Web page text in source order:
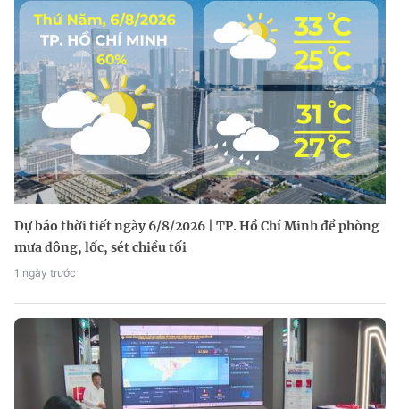
Dự báo thời tiết ngày 6/8/2026 | TP. Hồ Chí Minh đề phòng
mưa dông, lốc, sét chiều tối
1 ngày trước